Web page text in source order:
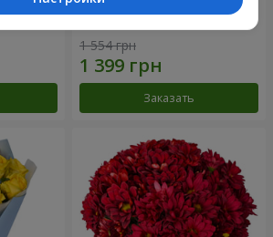
Букет "Мы и лето"
1 554 грн
Заказать